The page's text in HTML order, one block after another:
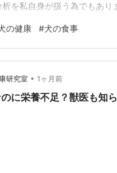
を私自身が扱う為でもあり
したいと思います 📌半年 か
が できました ミックス犬女
シニアになり 、便が硬く黒
遊んだあとの 疲れ方も気にな
せい」と諦める前に 、食事か
の健康 #犬の食事
研究室 • 1ヶ月前
に栄養不足？獣医も知